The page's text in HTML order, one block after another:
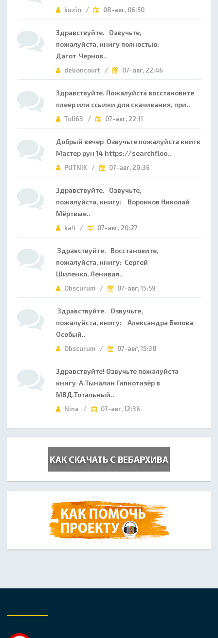
kuzin / 08-авг, 06:50
Здравствуйте. Озвучьте,
пожалуйста, книгу полностью:
Дагот Чернов..
delioncourt / 07-авг, 22:46
Здравствуйте. Пожалуйста восстановите
плеер или ссылки для скачивания, при..
Toli63 / 07-авг, 22:11
Добрый вечер Озвучьте пожалуйста книгк
Мастер рун 14 https://searchfloo..
PUTNIK / 07-авг, 20:36
Здравствуйте. Озвучьте,
пожалуйста, книгу: Воронков Николай
Мёртвые..
ka4 / 07-авг, 20:27
Здравствуйте. Восстановите,
пожалуйста, книгу: Сергей
Шиленко, Ленивая..
Obscurum / 07-авг, 15:59
Здравствуйте. Озвучьте,
пожалуйста, книгу: Александра Белова
Особый..
Obscurum / 07-авг, 15:38
Здравствуйте! Озвучьте пожалуйста
книгу А.Тыналин Гипнотизёр в
МВД.Тотальный..
Nina / 07-авг, 12:36